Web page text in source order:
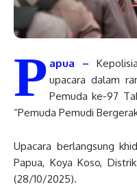
P apua –
upacara dalam
Pemuda ke-97
“Pemuda Pemudi
Upacara berlangsung
Papua, Koya Koso,
(28/10/2025).